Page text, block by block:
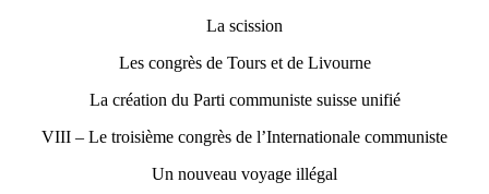
La scission
Les congrès de Tours et de Livourne
La création du Parti communiste suisse unifié
VIII – Le troisième congrès de l’Internationale communiste
Un nouveau voyage illégal